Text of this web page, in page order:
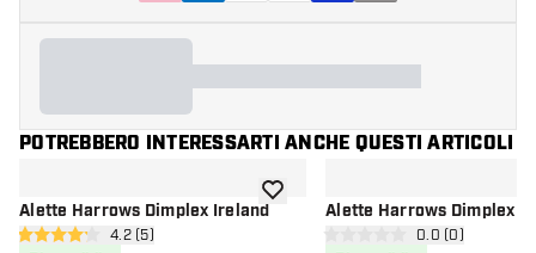
POTREBBERO INTERESSARTI ANCHE QUESTI ARTICOLI
Alette Harrows Dimplex Ireland
apri pannello recensioni
4.2 stelle di valutazione
4.2 (5)
aggiungi alla lista dei desideri
Alette Harrows Dimplex
apri pannello
0 stelle di valutazione
0.0 (0)